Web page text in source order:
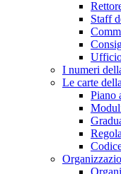
Staff
I numeri
Le carte
Piano